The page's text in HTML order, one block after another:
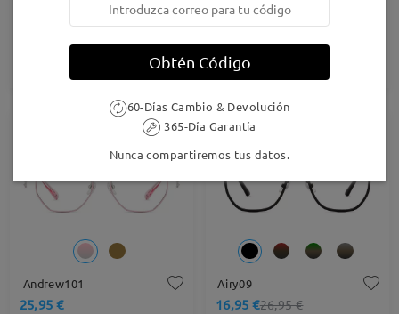
M44779
Andrew101
25,95 €
37% OFF
Airy09
16,95 €26,95 €
Obtén Código
60-Días Cambio & Devolución
365-Día Garantía
Nunca compartiremos tus datos.